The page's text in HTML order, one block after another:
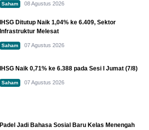
Saham 08 Agustus 2026
IHSG Ditutup Naik 1,04% ke 6.409, Sektor
Infrastruktur Melesat
Saham 07 Agustus 2026
IHSG Naik 0,71% ke 6.388 pada Sesi I Jumat (7/8)
Saham 07 Agustus 2026
Padel Jadi Bahasa Sosial Baru Kelas Menengah